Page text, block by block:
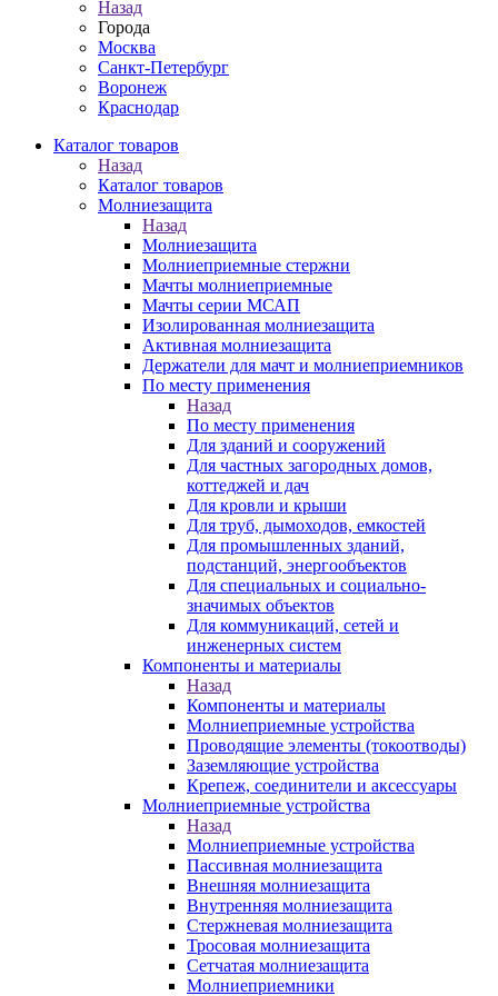
Назад
Города
Москва
Санкт-Петербург
Воронеж
Краснодар
Каталог товаров
Назад
Каталог товаров
Молниезащита
Назад
Молниезащита
Молниеприемные стержни
Мачты молниеприемные
Мачты серии МСАП
Изолированная молниезащита
Активная молниезащита
Держатели для мачт и молниеприемников
По месту применения
Назад
По месту применения
Для зданий и сооружений
Для частных загородных домов,
коттеджей и дач
Для кровли и крыши
Для труб, дымоходов, емкостей
Для промышленных зданий,
подстанций, энергообъектов
Для специальных и социально-
значимых объектов
Для коммуникаций, сетей и
инженерных систем
Компоненты и материалы
Назад
Компоненты и материалы
Молниеприемные устройства
Проводящие элементы (токоотводы)
Заземляющие устройства
Крепеж, соединители и аксессуары
Молниеприемные устройства
Назад
Молниеприемные устройства
Пассивная молниезащита
Внешняя молниезащита
Внутренняя молниезащита
Стержневая молниезащита
Тросовая молниезащита
Сетчатая молниезащита
Молниеприемники